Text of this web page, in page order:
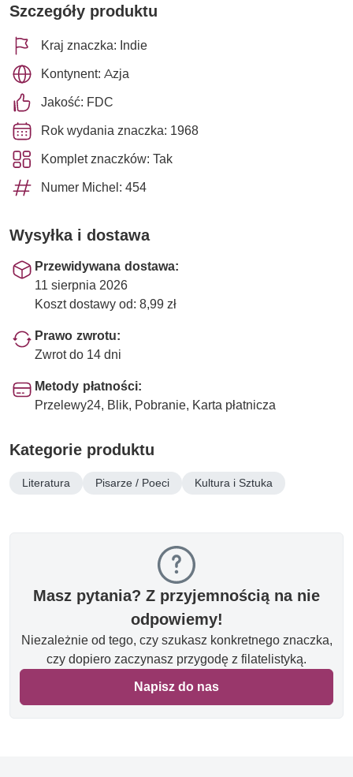
Szczegóły produktu
Kraj znaczka: Indie
Kontynent: Azja
Jakość: FDC
Rok wydania znaczka: 1968
Komplet znaczków: Tak
Numer Michel: 454
Wysyłka i dostawa
Przewidywana dostawa:
11 sierpnia 2026
Koszt dostawy od: 8,99 zł
Prawo zwrotu:
Zwrot do 14 dni
Metody płatności:
Przelewy24, Blik, Pobranie, Karta płatnicza
Kategorie produktu
Literatura Pisarze / Poeci Kultura i Sztuka
Masz pytania? Z przyjemnością na nie
odpowiemy!
Niezależnie od tego, czy szukasz konkretnego znaczka,
czy dopiero zaczynasz przygodę z filatelistyką.
Napisz do nas